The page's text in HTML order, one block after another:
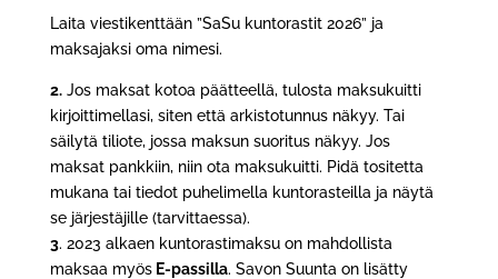
Laita viestikenttään ”SaSu kuntorastit 2026” ja
maksajaksi oma nimesi.
2. Jos maksat kotoa päätteellä, tulosta maksukuitti
kirjoittimellasi, siten että arkistotunnus näkyy. Tai
säilytä tiliote, jossa maksun suoritus näkyy. Jos
maksat pankkiin, niin ota maksukuitti. Pidä tositetta
mukana tai tiedot puhelimella kuntorasteilla ja näytä
se järjestäjille (tarvittaessa).
3. 2023 alkaen kuntorastimaksu on mahdollista
maksaa myös E-passilla. Savon Suunta on lisätty